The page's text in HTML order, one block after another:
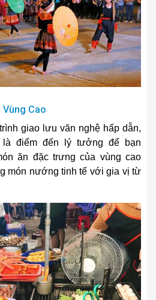
Cao
giao lưu văn nghệ hấp dẫn,
là điểm đến lý tưởng để bạn
ăn đặc trưng của vùng cao
món nướng tinh tế với gia vị từ